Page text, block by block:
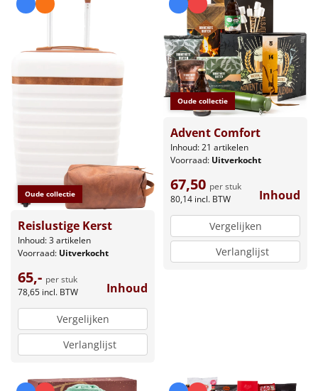
Oude collectie
Reislustige Kerst
Inhoud: 3 artikelen
Voorraad: Uitverkocht
65,- per stuk
78,65 incl. BTW Inhoud
Vergelijken
Verlanglijst
Oude collectie
Advent Comfort
Inhoud: 21 artikelen
Voorraad: Uitverkocht
67,50 per stuk
80,14 incl. BTW Inhoud
Vergelijken
Verlanglijst